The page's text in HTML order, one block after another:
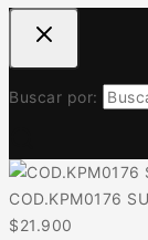
Buscar por:
COD.KPM0176
$21.900